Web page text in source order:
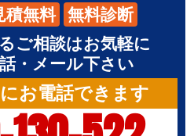
積無料
無料診断
ご相談はお気軽に
・メール下さい
お電話できます